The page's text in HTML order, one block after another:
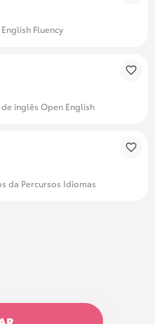
Fluency
inglês Open English
da Percursos Idiomas